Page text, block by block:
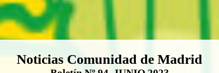
Boletín Noticias Comunidad de
Noticias Comunidad de Madrid